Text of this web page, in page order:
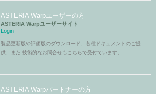
ASTERIA Warpユーザーの方
ASTERIA Warpユーザーサイト
Login
製品更新版や評価版のダウンロード、各種ドキュメントのご提
供、また 技術的なお問合せもこちらで受付ています。
ASTERIA Warpパートナーの方